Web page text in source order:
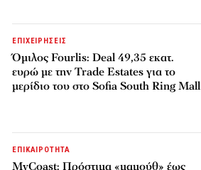
ΕΠΙΧΕΙΡΗΣΕΙΣ
Όμιλος Fourlis: Deal 49,35 εκατ.
ευρώ με την Trade Estates για το
μερίδιο του στο Sofia South Ring Mall
ΕΠΙΚΑΙΡΟΤΗΤΑ
MyCoast: Πρόστιμα «μαμούθ» έως